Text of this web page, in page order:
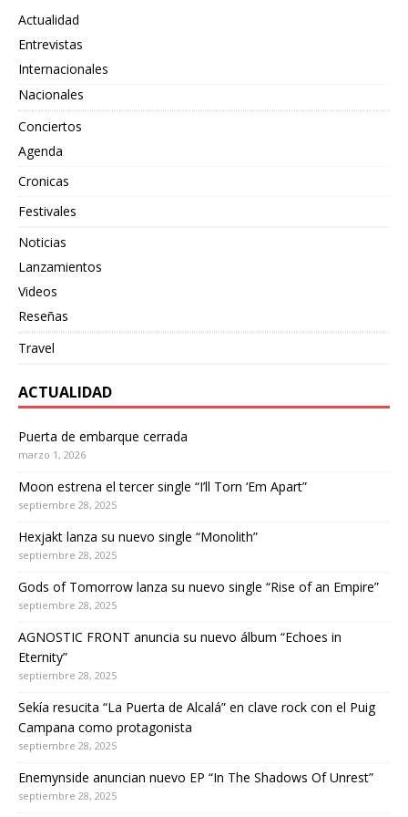
Actualidad
Entrevistas
Internacionales
Nacionales
Conciertos
Agenda
Cronicas
Festivales
Noticias
Lanzamientos
Videos
Reseñas
Travel
ACTUALIDAD
Puerta de embarque cerrada
marzo 1, 2026
Moon estrena el tercer single “I’ll Torn ‘Em Apart”
septiembre 28, 2025
Hexjakt lanza su nuevo single “Monolith”
septiembre 28, 2025
Gods of Tomorrow lanza su nuevo single “Rise of an Empire”
septiembre 28, 2025
AGNOSTIC FRONT anuncia su nuevo álbum “Echoes in
Eternity”
septiembre 28, 2025
Sekía resucita “La Puerta de Alcalá” en clave rock con el Puig
Campana como protagonista
septiembre 28, 2025
Enemynside anuncian nuevo EP “In The Shadows Of Unrest”
septiembre 28, 2025